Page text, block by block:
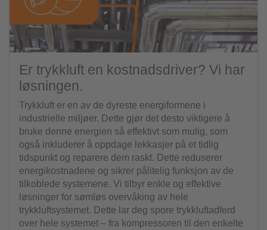
Er trykkluft en kostnadsdriver? Vi har
løsningen.
Trykkluft er en av de dyreste energiformene i
industrielle miljøer. Dette gjør det desto viktigere å
bruke denne energien så effektivt som mulig, som
også inkluderer å oppdage lekkasjer på et tidlig
tidspunkt og reparere dem raskt. Dette reduserer
energikostnadene og sikrer pålitelig funksjon av de
tilkoblede systemene. Vi tilbyr enkle og effektive
løsninger for sømløs overvåking av hele
trykkluftsystemet. Dette lar deg spore trykkluftadferd
over hele systemet – fra kompressoren til den enkelte